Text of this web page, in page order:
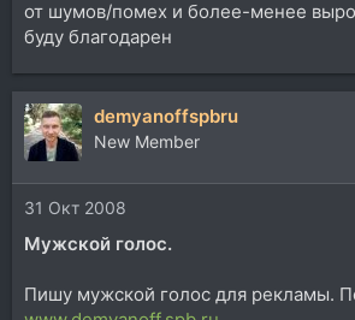
от шумов/помех и более-менее
буду благодарен
demyanoffspbru
New Member
31 Окт 2008
Мужской голос.
Пишу мужской голос для рекламы.